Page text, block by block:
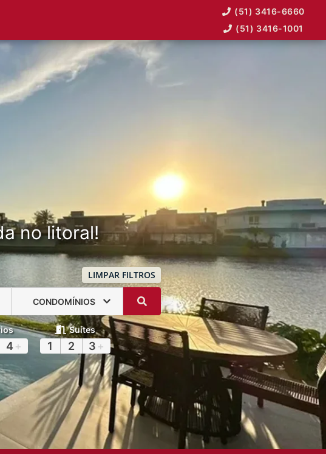
(51) 3416-6660
(51) 3416-1001
no litoral!
LIMPAR FILTROS
CONDOMÍNIOS
4 +
Suítes
1 2 3 +